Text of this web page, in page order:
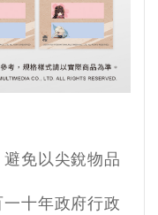
免以尖銳物品
十年政府行政